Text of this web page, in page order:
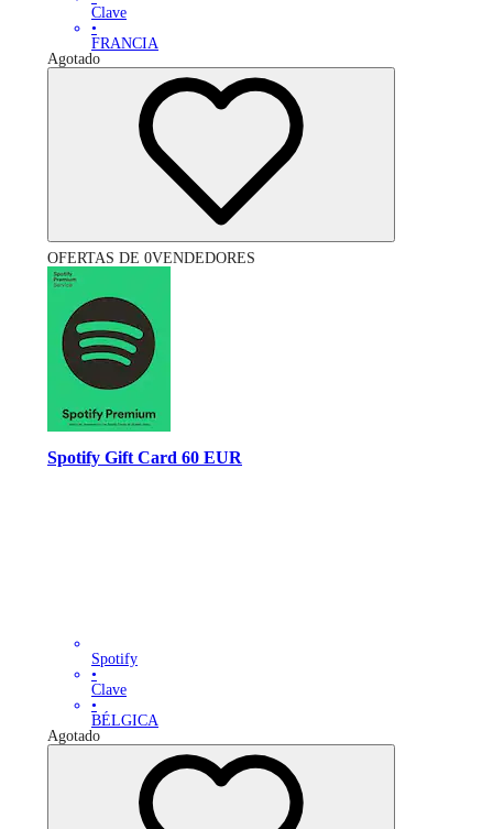
Clave
•
FRANCIA
Agotado
OFERTAS DE 0VENDEDORES
Spotify Gift Card 60 EUR
Spotify
•
Clave
•
BÉLGICA
Agotado